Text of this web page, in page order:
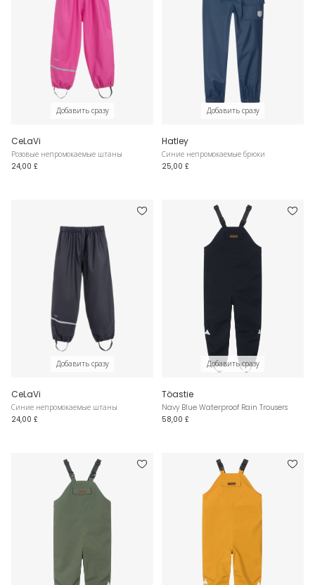
Добавить сразу
CeLaVi
Розовые непромокаемые штаны
24,00 £
Добавить сразу
Hatley
Синие непромокаемые брюки
25,00 £
Добавить сразу
CeLaVi
Синие непромокаемые штаны
24,00 £
Добавить сразу
Töastie
Navy Blue Waterproof Rain Trousers
58,00 £